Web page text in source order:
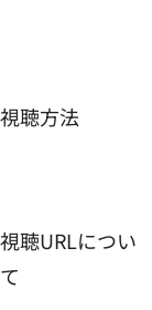
視聴方法
視聴URLについ
て